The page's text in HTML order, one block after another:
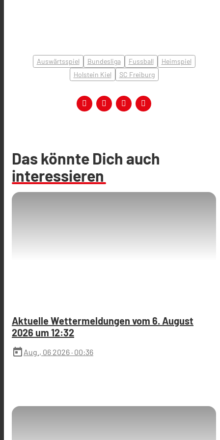
Auswärtsspiel Bundesliga Fussball
Heimspiel
Holstein Kiel
SC Freiburg
Das könnte Dich auch
interessieren
Aktuelle Wettermeldungen vom 6. August
2026 um 12:32
today Aug., 06 2026 · 00:36